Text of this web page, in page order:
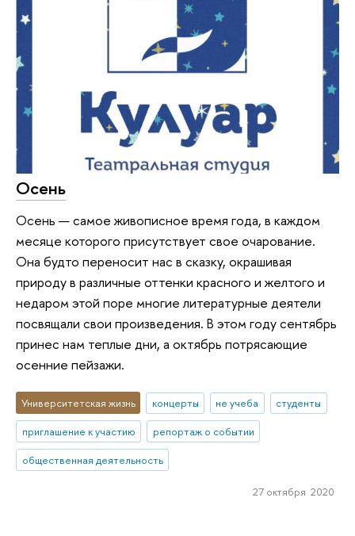
Осень
Осень — самое живописное время года, в каждом
месяце которого присутствует свое очарование.
Она будто переносит нас в сказку, окрашивая
природу в различные оттенки красного и желтого и
недаром этой поре многие литературные деятели
посвящали свои произведения. В этом году сентябрь
принес нам теплые дни, а октябрь потрясающие
осенние пейзажи.
Университетская жизнь концерты не учеба
студенты
приглашение к участию
репортаж о событии
общественная деятельность
27 октября 2020